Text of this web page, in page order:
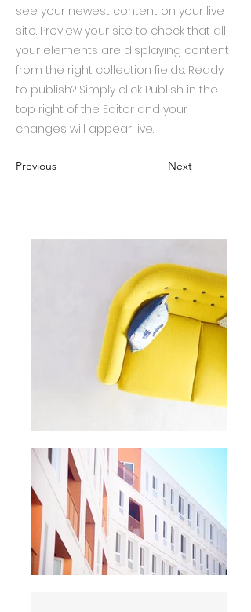
see your newest content on your live
site. Preview your site to check that all
your elements are displaying content
from the right collection fields. Ready
to publish? Simply click Publish in the
top right of the Editor and your
changes will appear live.
Previous Next